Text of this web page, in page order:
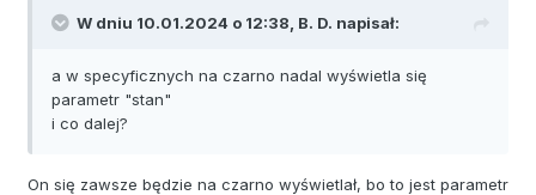
W dniu 10.01.2024 o 12:38, B. D. napisał:
a w specyficznych na czarno nadal wyświetla się
parametr "stan"
i co dalej?
On się zawsze będzie na czarno wyświetlał, bo to jest parametr